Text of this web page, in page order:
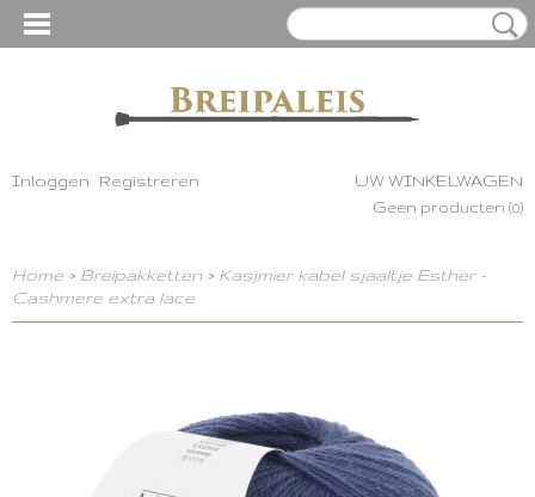
Inloggen Registreren UW WINKELWAGEN
Geen producten (0)
Home > Breipakketten > Kasjmier kabel sjaaltje Esther -
Cashmere extra lace